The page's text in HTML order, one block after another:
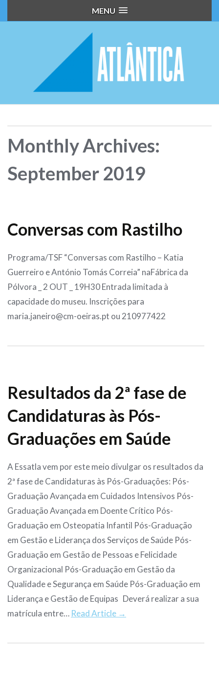
MENU
Monthly Archives:
September 2019
Conversas com Rastilho
Programa/TSF “Conversas com Rastilho – Katia
Guerreiro e António Tomás Correia” naFábrica da
Pólvora _ 2 OUT _ 19H30 Entrada limitada à
capacidade do museu. Inscrições para
maria.janeiro@cm-oeiras.pt ou 210977422
Resultados da 2ª fase de
Candidaturas às Pós-
Graduações em Saúde
A Essatla vem por este meio divulgar os resultados da
2ª fase de Candidaturas às Pós-Graduações: Pós-
Graduação Avançada em Cuidados Intensivos Pós-
Graduação Avançada em Doente Crítico Pós-
Graduação em Osteopatia Infantil Pós-Graduação
em Gestão e Liderança dos Serviços de Saúde Pós-
Graduação em Gestão de Pessoas e Felicidade
Organizacional Pós-Graduação em Gestão da
Qualidade e Segurança em Saúde Pós-Graduação em
Liderança e Gestão de Equipas Deverá realizar a sua
matrícula entre… Read Article →